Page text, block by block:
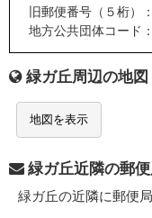
旧郵便番号（５桁）
地方公共団体コード
緑ガ丘周辺の地図
地図を表示
緑ガ丘近隣の郵
緑ガ丘の近隣に郵便